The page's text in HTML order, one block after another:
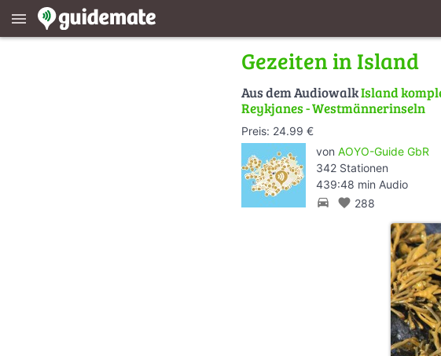
menu
Gezeiten in Island
Aus dem AudiowalkIsland
Reykjanes - Westmännerinseln
Preis: 24.99 €
von AOYO-Guide GbR
342 Stationen
439:48 min Audio
directions_car favorite 288